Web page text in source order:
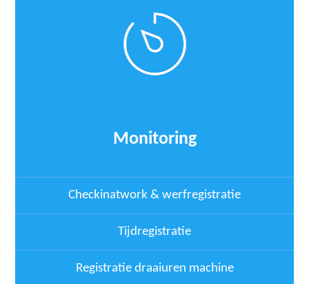
Monitoring
Checkinatwork & werfregistratie
Tijdregistratie
Registratie draaiuren machine